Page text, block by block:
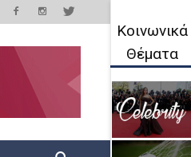
Κοινωνικά
Θέματα